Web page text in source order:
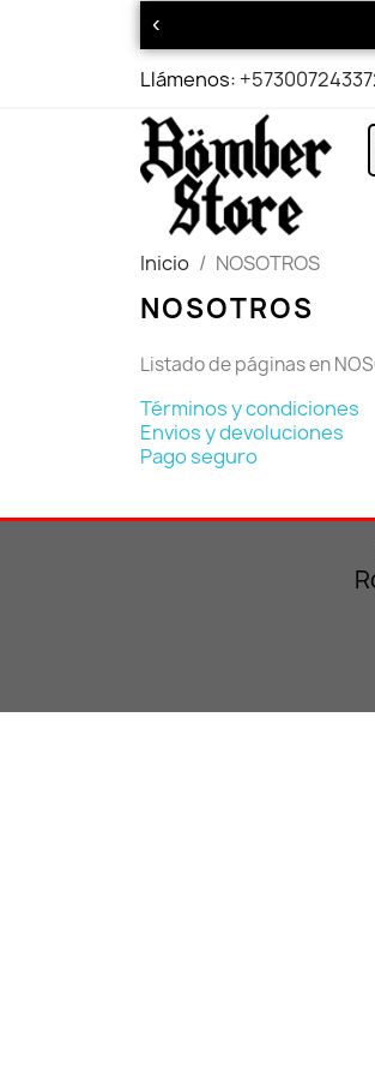
‹
Llámenos:
Inicio NOSOTROS
NOSOTROS
Listado de páginas en
Términos y condiciones
Envios y devoluciones
Pago seguro